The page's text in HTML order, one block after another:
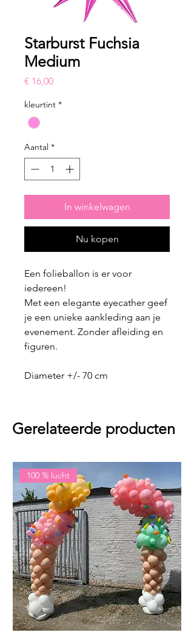
Starburst Fuchsia
Medium
€ 16,00Prijs
kleurtint *
Aantal *
In winkelwagen
Nu kopen
Een folieballon is er voor
iedereen!
Met een elegante eyecather geef
je een unieke aankleding aan je
evenement. Zonder afleiding en
figuren.
Diameter +/- 70 cm
Gerelateerde producten
100 % lucht